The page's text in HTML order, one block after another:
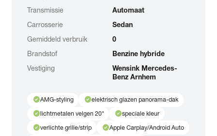
Transmissie
Automaat
Carrosserie
Sedan
Gemiddeld verbruik
0
Brandstof
Benzine hybride
Vestiging
Wensink Mercedes-
Benz Arnhem
check_circleAMG-styling check_circleelektrisch glazen panorama-dak
check_circlelichtmetalen velgen 20" check_circlespeciale kleur
check_circleverlichte grille/strip check_circleApple Carplay/Android Auto